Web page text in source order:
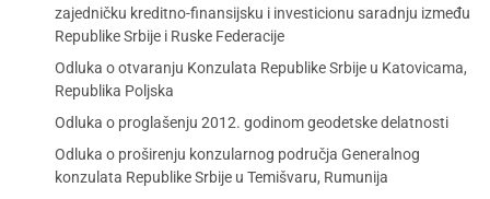
zajedničku kreditno-finansijsku i investicionu saradnju između
Republike Srbije i Ruske Federacije
Odluka o otvaranju Konzulata Republike Srbije u Katovicama,
Republika Poljska
Odluka o proglašenju 2012. godinom geodetske delatnosti
Odluka o proširenju konzularnog područja Generalnog
konzulata Republike Srbije u Temišvaru, Rumunija